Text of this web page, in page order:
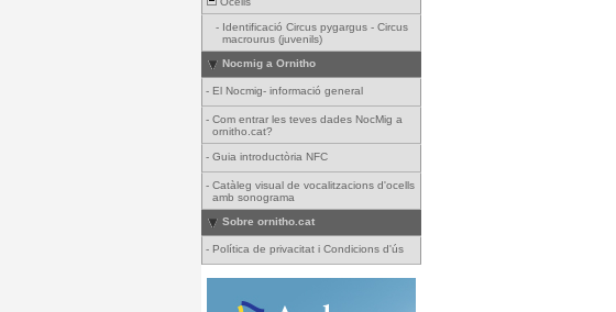
- Identificació Circus pygargus - Circus
macrourus (juvenils)
Nocmig a Ornitho
- El Nocmig- informació general
- Com entrar les teves dades NocMig a
ornitho.cat?
- Guia introductòria NFC
- Catàleg visual de vocalitzacions d'ocells
amb sonograma
Sobre ornitho.cat
- Política de privacitat i Condicions d'ús